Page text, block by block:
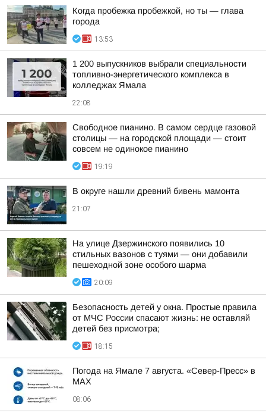
Когда пробежка пробежкой, но ты — глава
города
13:53
1 200 выпускников выбрали специальности
топливно-энергетического комплекса в
колледжах Ямала
22:08
Свободное пианино. В самом сердце газовой
столицы — на городской площади — стоит
совсем не одинокое пианино
19:19
В округе нашли древний бивень мамонта
21:07
На улице Дзержинского появились 10
стильных вазонов с туями — они добавили
пешеходной зоне особого шарма
20:09
Безопасность детей у окна. Простые правила
от МЧС России спасают жизнь: не оставляй
детей без присмотра;
18:15
Погода на Ямале 7 августа. «Север-Пресс» в
MAX
08:06